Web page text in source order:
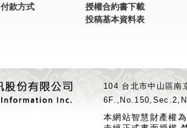
付款方式
授權合約書下載
投稿基本資料表
104 台北市中山區
本網站智慧財產權